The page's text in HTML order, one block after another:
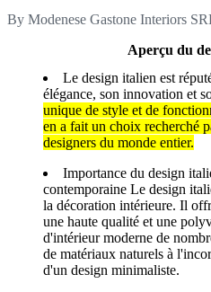
By Modenese Gastone Interiors
Aperçu du
Le design italien est
élégance, son innovation et
unique de style et de
en a fait un choix recherché
designers du monde entier.
Importance du design
contemporaine Le design
la décoration intérieure. Il
une haute qualité et une
d'intérieur moderne de
de matériaux naturels à
d'un design minimaliste.